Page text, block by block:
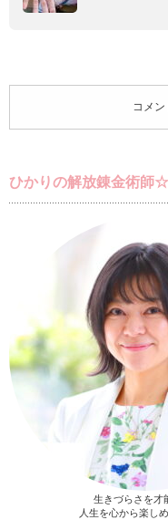
コメン
ひかりの解放錬金術師
生きづらさを才
人生を心から楽し